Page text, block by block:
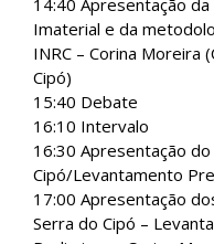
Imaterial e da
INRC – Corina Moreira
Cipó)
15:40 Debate
16:10 Intervalo
16:30 Apresentação
Cipó/Levantamento
17:00 Apresentação
Serra do Cipó –